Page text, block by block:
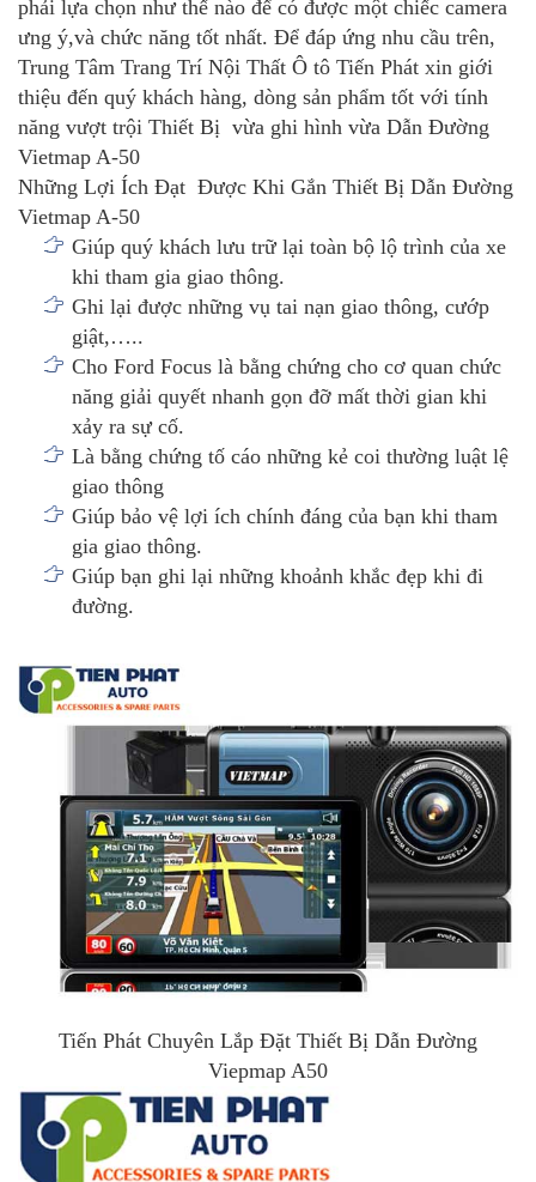
phải lựa chọn như thế nào để có được một chiếc camera
ưng ý,và chức năng tốt nhất. Để đáp ứng nhu cầu trên,
Trung Tâm Trang Trí Nội Thất Ô tô Tiến Phát xin giới
thiệu đến quý khách hàng, dòng sản phẩm tốt với tính
năng vượt trội Thiết Bị vừa ghi hình vừa Dẫn Đường
Vietmap A-50
Những Lợi Ích Đạt Được Khi Gắn Thiết Bị Dẫn Đường
Vietmap A-50
Giúp quý khách lưu trữ lại toàn bộ lộ trình của xe
khi tham gia giao thông.
Ghi lại được những vụ tai nạn giao thông, cướp
giật,…..
Cho Ford Focus là bằng chứng cho cơ quan chức
năng giải quyết nhanh gọn đỡ mất thời gian khi
xảy ra sự cố.
Là bằng chứng tố cáo những kẻ coi thường luật lệ
giao thông
Giúp bảo vệ lợi ích chính đáng của bạn khi tham
gia giao thông.
Giúp bạn ghi lại những khoảnh khắc đẹp khi đi
đường.
Tiến Phát Chuyên Lắp Đặt Thiết Bị Dẫn Đường
Viepmap A50